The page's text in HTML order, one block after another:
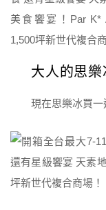
大人的思樂
現在思樂冰買一